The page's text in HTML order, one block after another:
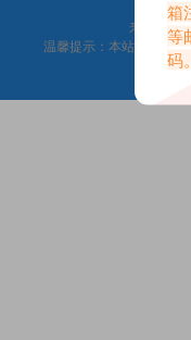
来不及找
温馨提示：本站是只搬
箱
等
码